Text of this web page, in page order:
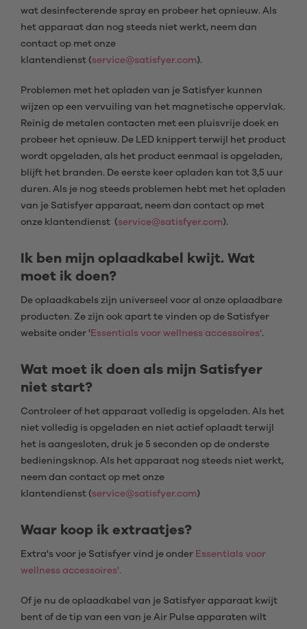
wat desinfecterende spray en probeer het opnieuw. Als
het apparaat dan nog steeds niet werkt, neem dan
contact op met onze
klantendienst (service@satisfyer.com).
Problemen met het opladen van je Satisfyer kunnen
wijzen op een vervuiling van het magnetische oppervlak.
Reinig de metalen contacten met een pluisvrije doek en
probeer het opnieuw. De LED knippert terwijl het product
wordt opgeladen, als het product eenmaal is opgeladen,
blijft het branden. De eerste keer opladen kan tot 3,5 uur
duren. Als je nog steeds problemen hebt met het opladen
van je Satisfyer apparaat, neem dan contact op met
onze klantendienst (service@satisfyer.com).
Ik ben mijn oplaadkabel kwijt. Wat
moet ik doen?
De oplaadkabels zijn universeel voor al onze oplaadbare
producten. Ze zijn ook apart te vinden op de Satisfyer
website onder ' Essentials voor wellness accessoires'.
Wat moet ik doen als mijn Satisfyer
niet start?
Controleer of het apparaat volledig is opgeladen. Als het
niet volledig is opgeladen en niet actief oplaadt terwijl
het is aangesloten, druk je 5 seconden op de onderste
bedieningsknop. Als het apparaat nog steeds niet werkt,
neem dan contact op met onze
klantendienst (service@satisfyer.com)
Waar koop ik extraatjes?
Extra's voor je Satisfyer vind je onder Essentials voor
wellness accessoires'.
Of je nu de oplaadkabel van je Satisfyer apparaat kwijt
bent of de tip van een van je Air Pulse apparaten wilt